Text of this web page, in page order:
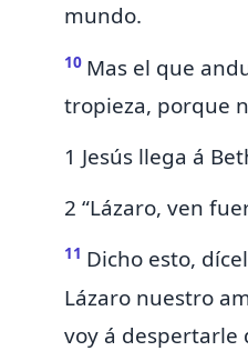
mundo.
10 Mas el que
tropieza, porque
1 Jesús llega á
2 “Lázaro, ven
11 Dicho esto,
Lázaro nuestro
voy á despertarle